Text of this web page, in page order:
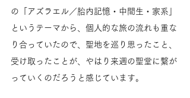
の「アズラエル／胎内記憶・中間生・家系」
というテーマから、個人的な旅の流れも重な
り合っていたので、聖地を巡り思ったこと、
受け取ったことが、やはり来週の聖堂に繋が
っていくのだろうと感じています。